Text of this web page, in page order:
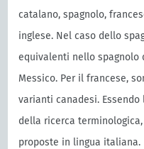
catalano, spagnolo,
inglese. Nel caso dello
equivalenti nello spagnolo
Messico. Per il francese,
varianti canadesi.
della ricerca
proposte in lingua italiana.